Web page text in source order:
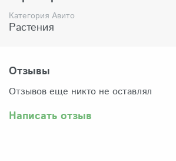
СДЭК.
Комплектация:
прекрасно переносят такую
Категория Авито
Растения
Отзывы
Отзывов еще никто не оставлял
Написать отзыв